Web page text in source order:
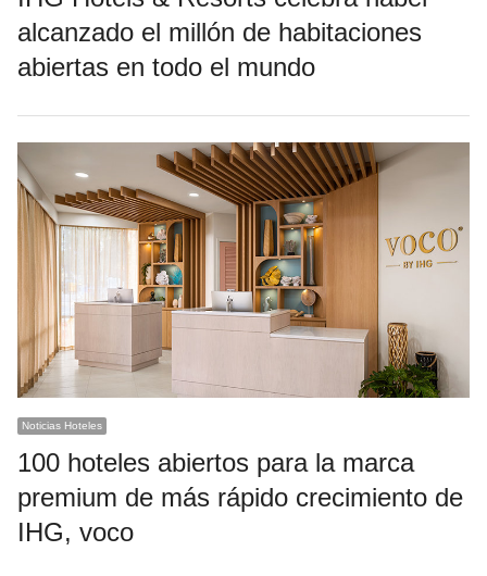
alcanzado el millón de habitaciones
abiertas en todo el mundo
Noticias Hoteles
100 hoteles abiertos para la marca
premium de más rápido crecimiento de
IHG, voco